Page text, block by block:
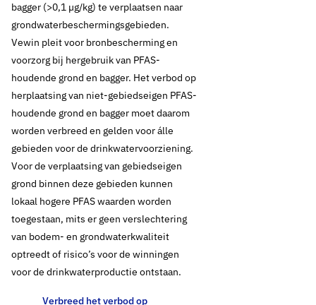
Tijdelijk
handelingskader
voor hergebruik PFAS
houdende grond
bagger (>0,1 µg/kg) te verplaatsen naar
grondwaterbeschermingsgebieden.
Vewin pleit voor bronbescherming en
voorzorg bij hergebruik van PFAS-
houdende grond en bagger. Het verbod op
herplaatsing van niet-gebiedseigen PFAS-
houdende grond en bagger moet daarom
worden verbreed en gelden voor álle
gebieden voor de drinkwatervoorzie­ning.
Voor de verplaatsing van gebiedseigen
grond binnen deze gebieden kunnen
lokaal hogere PFAS waarden worden
toegestaan, mits er geen verslechtering
van bodem- en grondwaterkwaliteit
optreedt of risico’s voor de winningen
voor de drinkwaterproductie ontstaan.
Verbreed het verbod op